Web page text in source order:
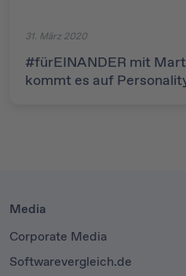
31. März 2020
#fürEINANDER mit
kommt es auf
Media
Corporate Media
Softwarevergleich.de